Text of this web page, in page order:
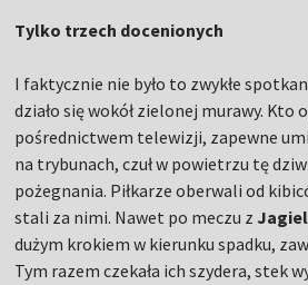
Tylko trzech docenionych
I faktycznie nie było to zwykłe
działo się wokół zielonej murawy. Kto
pośrednictwem telewizji, zapewne
na trybunach, czuł w powietrzu tę
pożegnania. Piłkarze oberwali od
stali za nimi. Nawet po meczu z
dużym krokiem w kierunku spadku,
Tym razem czekała ich szydera, stek